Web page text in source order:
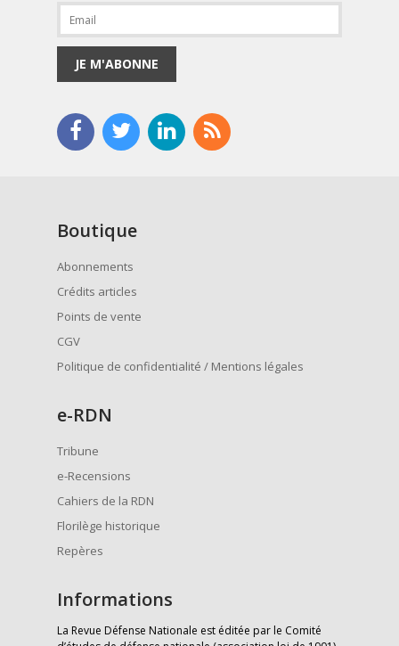
JE M'ABONNE
Boutique
Abonnements
Crédits articles
Points de vente
CGV
Politique de confidentialité / Mentions légales
e-RDN
Tribune
e-Recensions
Cahiers de la RDN
Florilège historique
Repères
Informations
La Revue Défense Nationale est éditée par le Comité